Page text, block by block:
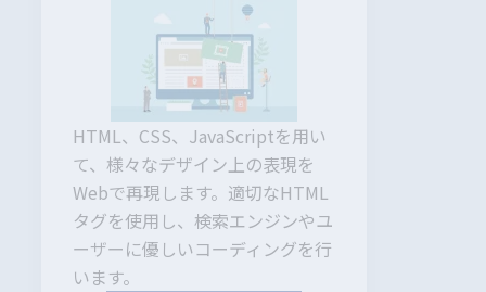
HTML、CSS、JavaScriptを用い
て、様々なデザイン上の表現を
Webで再現します。適切なHTML
タグを使用し、検索エンジンやユ
ーザーに優しいコーディングを行
います。